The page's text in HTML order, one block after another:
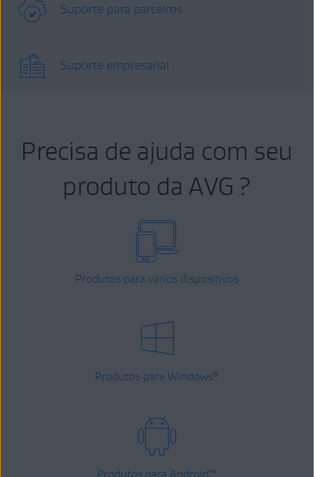
Suporte para parceiros
Suporte empresarial
Precisa de ajuda com seu
produto da AVG ?
Produtos para vários dispositivos
Produtos para Windows®
Produtos para Android™